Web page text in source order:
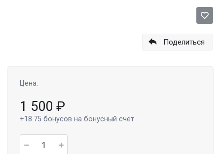
Поделиться
Цена:
1 500 ₽
+18.75 бонусов на бонусный счет